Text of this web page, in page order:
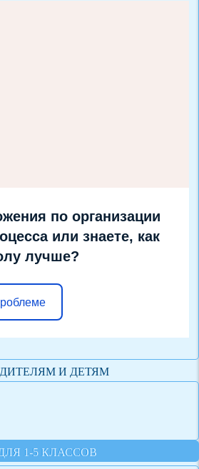
по организации
или знаете, как
лучше?
И ДЕТЯМ
1-5 КЛАССОВ